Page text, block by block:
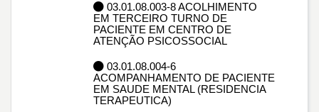
03.01.08.003-8 ACOLHIMENTO
EM TERCEIRO TURNO DE
PACIENTE EM CENTRO DE
ATENÇÃO PSICOSSOCIAL
03.01.08.004-6
ACOMPANHAMENTO DE PACIENTE
EM SAUDE MENTAL (RESIDENCIA
TERAPEUTICA)